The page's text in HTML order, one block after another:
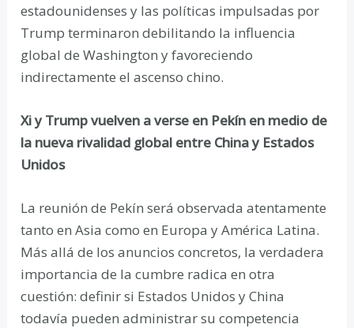
estadounidenses y las políticas impulsadas por
Trump terminaron debilitando la influencia
global de Washington y favoreciendo
indirectamente el ascenso chino.
Xi y Trump vuelven a verse en Pekín en medio de
la nueva rivalidad global entre China y Estados
Unidos
La reunión de Pekín será observada atentamente
tanto en Asia como en Europa y América Latina.
Más allá de los anuncios concretos, la verdadera
importancia de la cumbre radica en otra
cuestión: definir si Estados Unidos y China
todavía pueden administrar su competencia